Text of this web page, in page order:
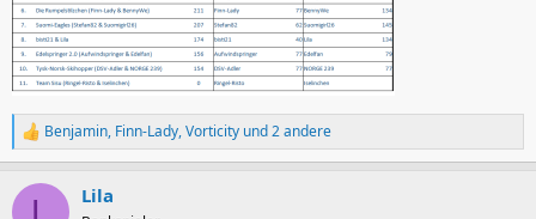
R
e
k
Benjamin, Finn-Lady,Vorticity und 2 andere
Lila